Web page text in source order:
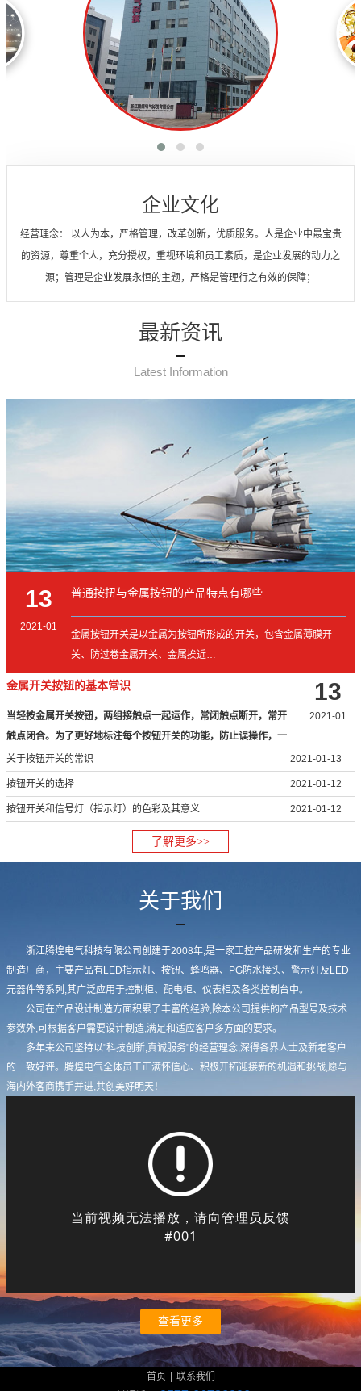
经营理念
多年来公司坚持以"科技创新,真诚服务"的经营理念,深得各界人士及新老客户
的一致好评。腾煌电气全体员工正满怀信心、积极开拓迎接新的机遇和挑战,
愿与海内外客商携手并进,共创美好明天！
最新资讯
Latest Information
13
2021-01
普通按扭与金属按钮的产品特点有哪些
金属按钮开关是以金属为按钮所形成的开关，包含金属薄膜开
关、防过卷金属开关、金属挨近…
金属开关按钮的基本常识
当轻按金属开关按钮，两组接触点一起运作，常闭触点断开，常开
触点闭合。为了更好地标注每个按钮开关的功能，防止误操作，一
般将按…
13
2021-01
2021-01-13
关于按钮开关的常识
2021-01-12
按钮开关的选择
2021-01-12
按钮开关和信号灯（指示灯）的色彩及其意义
了解更多>>
关于我们
浙江腾煌电气科技有限公司创建于2008年,是一家工控产品研发和生产的专业
制造厂商，主要产品有LED指示灯、按钮、蜂鸣器、PG防水接头、警示灯及LED
元器件等系列,其广泛应用于控制柜、配电柜、仪表柜及各类控制台中。
公司在产品设计制造方面积累了丰富的经验,除本公司提供的产品型号及技术
参数外,可根据客户需要设计制造,满足和适应客户多方面的要求。
多年来公司坚持以"科技创新,真诚服务"的经营理念,深得各界人士及新老客户
的一致好评。腾煌电气全体员工正满怀信心、积极开拓迎接新的机遇和挑战,愿与
海内外客商携手并进,共创美好明天！
查看更多
首页
联系我们